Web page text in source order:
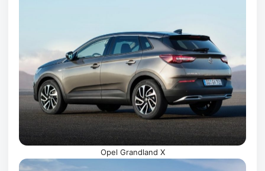
Opel Grandland X